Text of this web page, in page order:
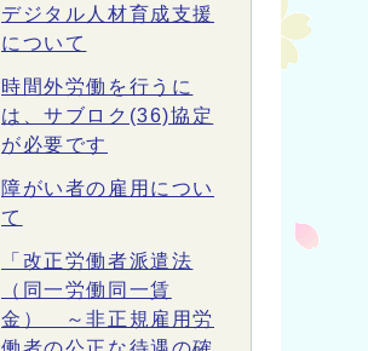
デジタル人材育成支援
について
時間外労働を行うに
は、サブロク(36)協定
が必要です
障がい者の雇用につい
て
「改正労働者派遣法
（同一労働同一賃
金） ～非正規雇用労